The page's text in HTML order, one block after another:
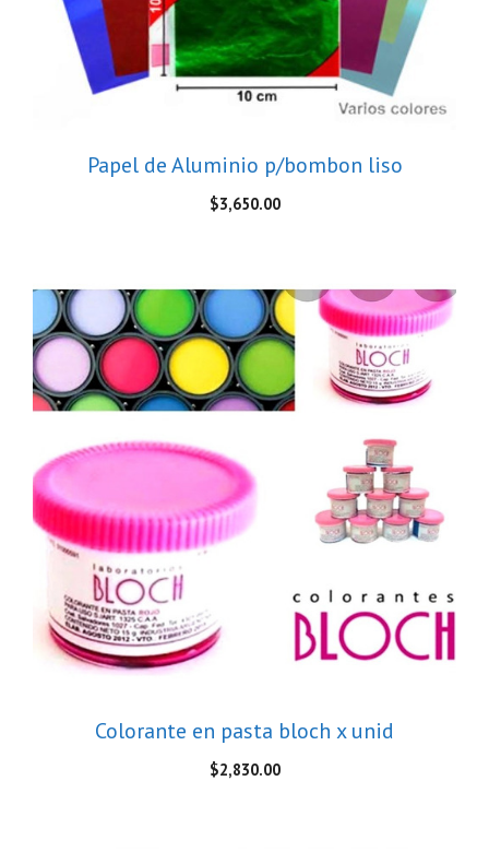
Papel de Aluminio p/bombon liso
$3,650.00
Colorante en pasta bloch x unid
$2,830.00